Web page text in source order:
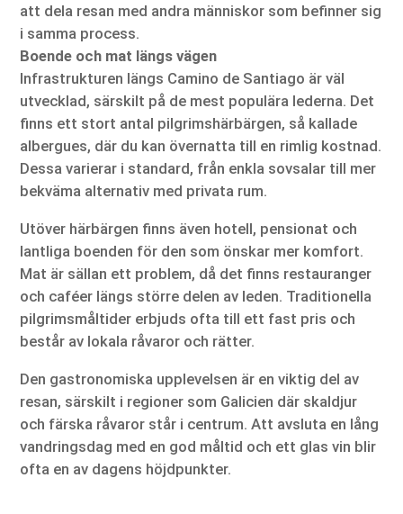
att dela resan med andra människor som befinner sig
i samma process.
Boende och mat längs vägen
Infrastrukturen längs Camino de Santiago är väl
utvecklad, särskilt på de mest populära lederna. Det
finns ett stort antal pilgrimshärbärgen, så kallade
albergues, där du kan övernatta till en rimlig kostnad.
Dessa varierar i standard, från enkla sovsalar till mer
bekväma alternativ med privata rum.
Utöver härbärgen finns även hotell, pensionat och
lantliga boenden för den som önskar mer komfort.
Mat är sällan ett problem, då det finns restauranger
och caféer längs större delen av leden. Traditionella
pilgrimsmåltider erbjuds ofta till ett fast pris och
består av lokala råvaror och rätter.
Den gastronomiska upplevelsen är en viktig del av
resan, särskilt i regioner som Galicien där skaldjur
och färska råvaror står i centrum. Att avsluta en lång
vandringsdag med en god måltid och ett glas vin blir
ofta en av dagens höjdpunkter.